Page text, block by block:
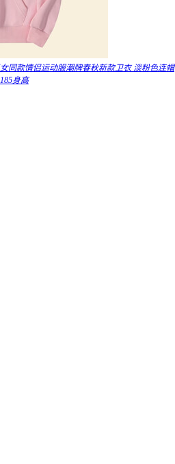
同款情侣运动服潮牌春秋新款卫衣 淡粉色连帽
身高